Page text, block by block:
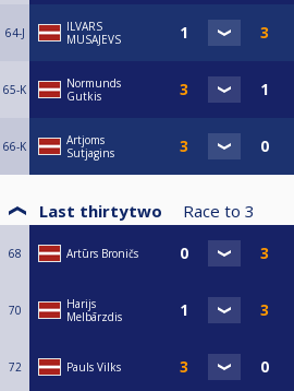
64-J
ILVARS
MUSAJEVS
65-K
Normunds
Gutkis
66-K
Artjoms
Sutjagins
Last thirtytwo Race to 3
68 Artūrs Broničs
70
Harijs
Melbārzdis
72 Pauls Vilks